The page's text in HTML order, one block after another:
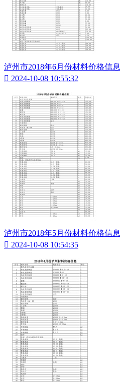
泸州市2018年6月份材料价格信息
 2024-10-08 10:55:32
泸州市2018年5月份材料价格信息
 2024-10-08 10:54:35